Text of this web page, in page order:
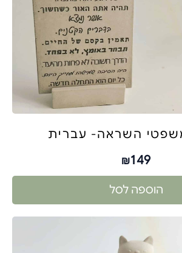
השראה- עברית
₪149
הוספה לסל